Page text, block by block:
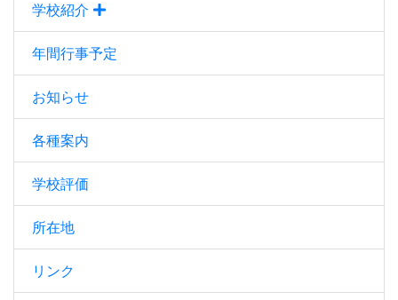
学校紹介
年間行事予定
お知らせ
各種案内
学校評価
所在地
リンク